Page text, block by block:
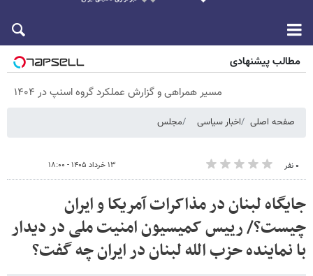
مطالب پیشنهادی
مسیر همراهی و گزارش عملکرد گروه اسنپ در ۱۴۰۴
صفحه اصلی اخبار سیاسی مجلس
۰ نفر ۱۳ خرداد ۱۴۰۵ - ۱۸:۰۰
جایگاه لبنان در مذاکرات آمریکا و ایران
چیست؟/ رییس کمیسیون امنیت ملی در دیدار
با نماینده حزب الله لبنان در ایران چه گفت؟